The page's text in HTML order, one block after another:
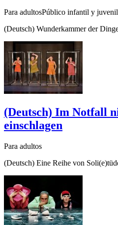
Para adultosPúblico infantil y juvenil
(Deutsch) Wunderkammer der
(Deutsch) Im Notfall
einschlagen
Para adultos
(Deutsch) Eine Reihe von